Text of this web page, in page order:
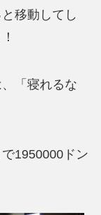
移動してし
「寝れるな
1950000ドン